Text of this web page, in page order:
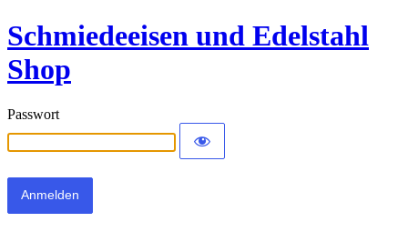
Schmiedeeisen und Edelstahl
Shop
Passwort